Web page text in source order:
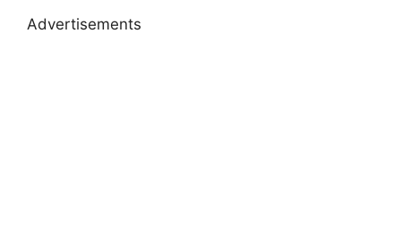
Advertisements